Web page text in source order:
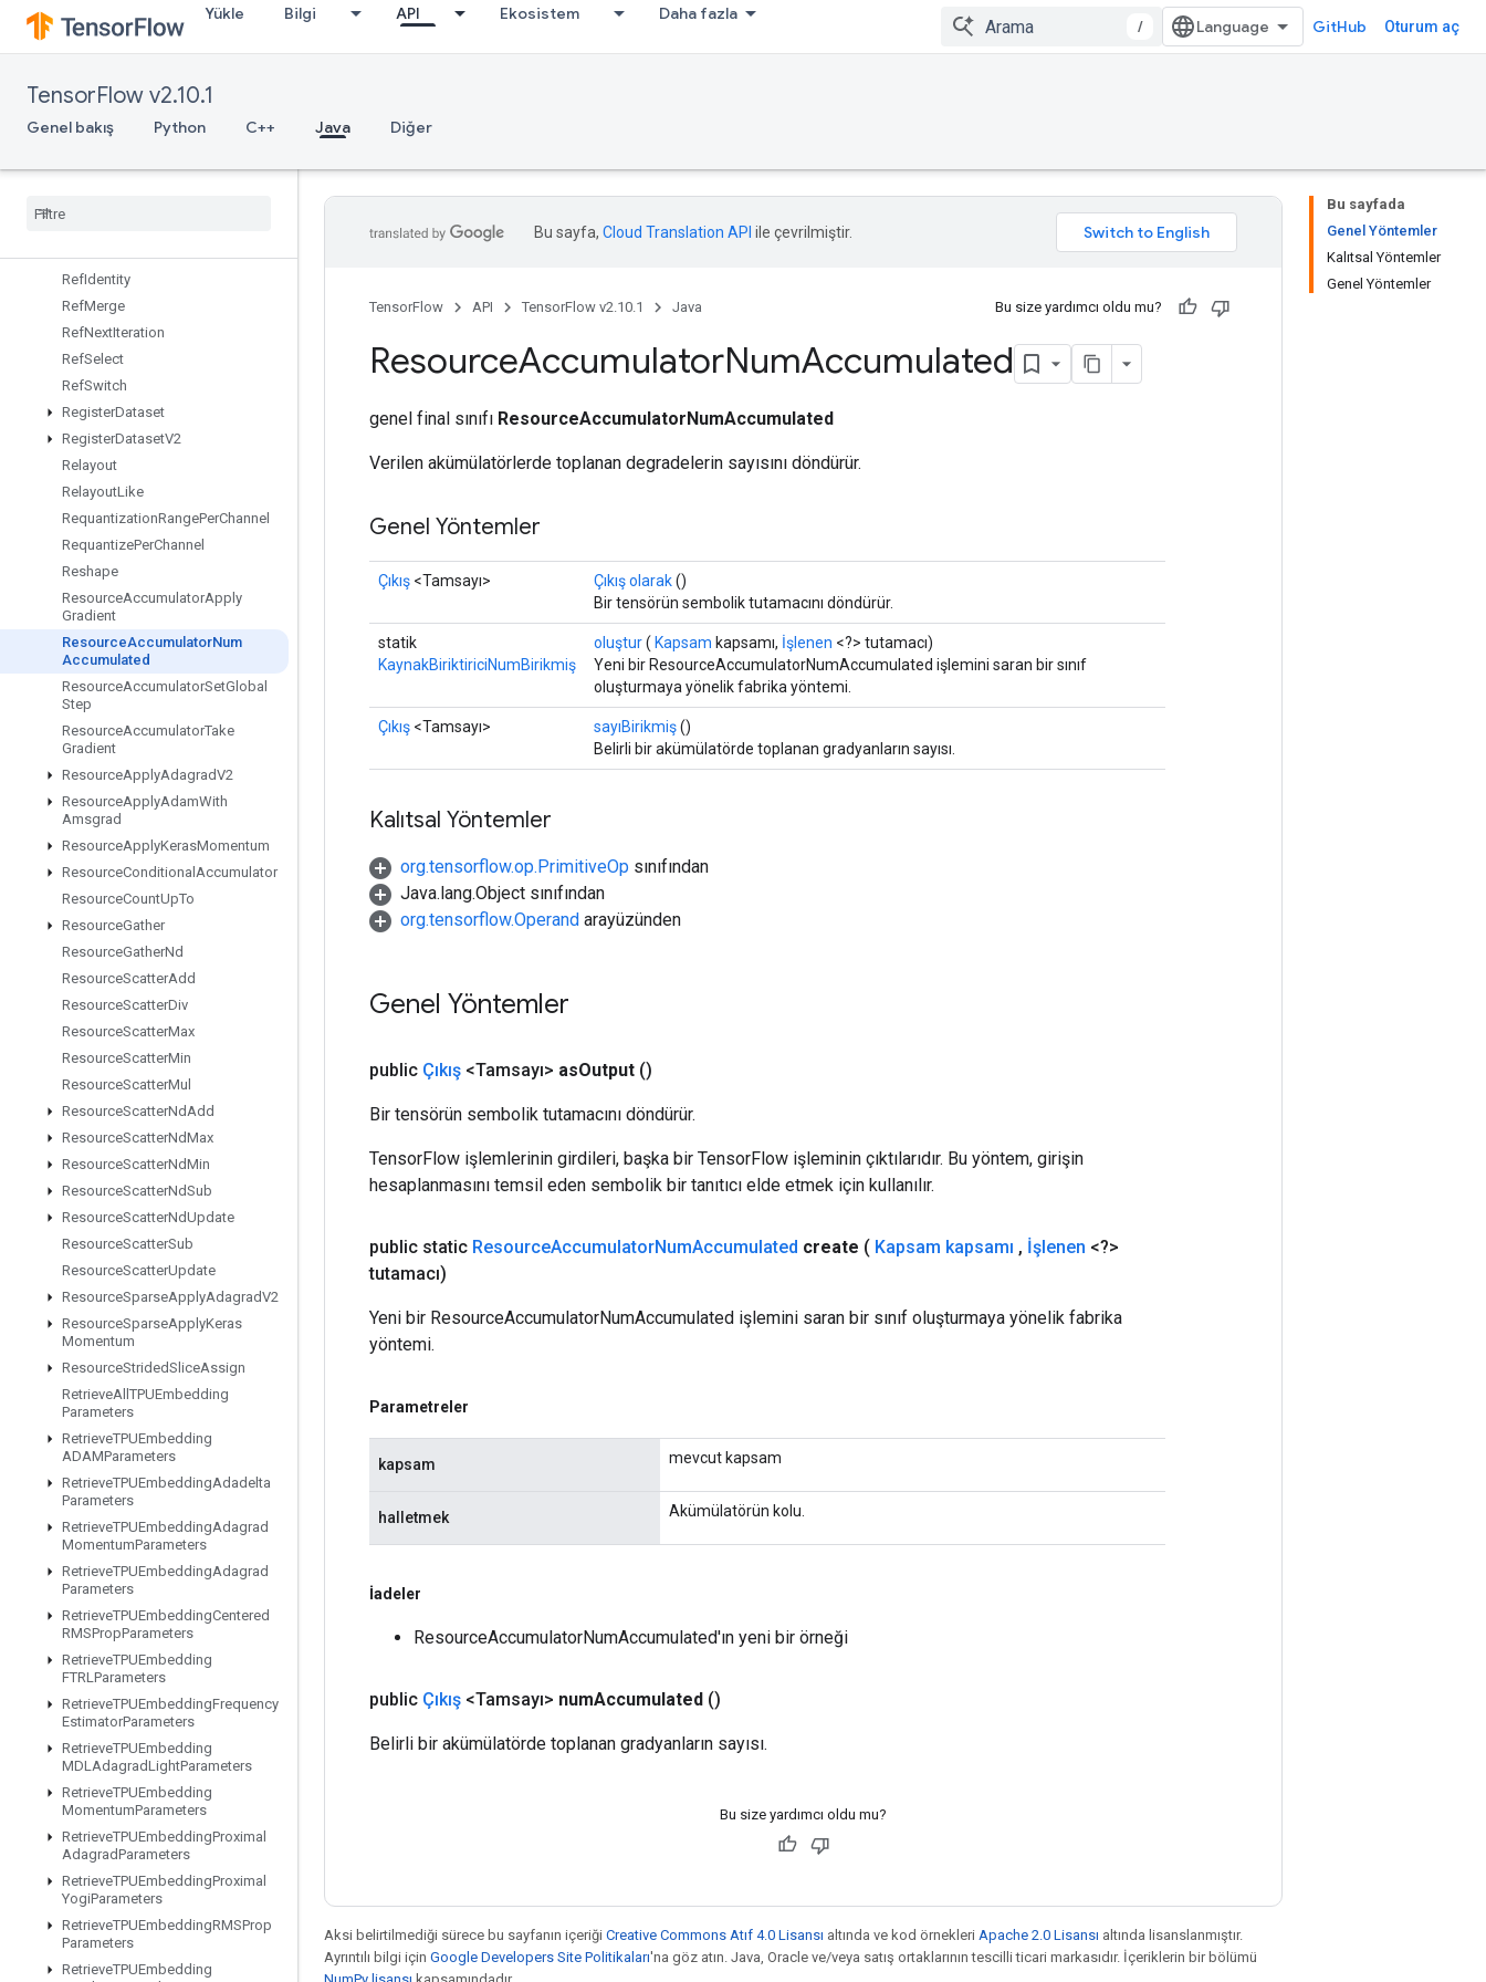
Yükle Bilgi API Ekosistem Daha fazla
/ GitHub Oturum aç
TensorFlow v2.10.1
Genel bakış Python C++ Java Diğer
Recv
RecvTPUEmbeddingActivations
ReduceAny
ReduceMax
ReduceProd
RefIdentity
RefMerge
RefNextIteration
RefSelect
RefSwitch
RegisterDataset
RegisterDatasetV2
Relayout
RelayoutLike
RequantizationRangePerChannel
RequantizePerChannel
Reshape
ResourceAccumulatorApply
Gradient
ResourceAccumulatorNum
Accumulated
ResourceAccumulatorSetGlobal
Step
ResourceAccumulatorTake
Gradient
ResourceApplyAdagradV2
ResourceApplyAdamWith
Amsgrad
ResourceApplyKerasMomentum
ResourceConditional Accumulator
ResourceCountUpTo
ResourceGather
ResourceGatherNd
ResourceScatterAdd
ResourceScatterDiv
ResourceScatterMax
ResourceScatterMin
ResourceScatterMul
ResourceScatterNdAdd
ResourceScatterNdMax
ResourceScatterNdMin
ResourceScatterNdSub
ResourceScatterNdUpdate
ResourceScatterSub
ResourceScatterUpdate
ResourceSparseApplyAdagradV2
ResourceSparseApplyKeras
Momentum
ResourceStridedSliceAssign
RetrieveAll TPUEmbedding
Parameters
RetrieveTPUEmbedding
ADAMParameters
RetrieveTPUEmbeddingAdadelta
Parameters
RetrieveTPUEmbeddingAdagrad
MomentumParameters
RetrieveTPUEmbeddingAdagrad
Parameters
RetrieveTPUEmbeddingCentered
RMSPropParameters
RetrieveTPUEmbedding
FTRLParameters
RetrieveTPUEmbeddingFrequency
EstimatorParameters
RetrieveTPUEmbedding
MDLAdagradLightParameters
RetrieveTPUEmbedding
MomentumParameters
RetrieveTPUEmbeddingProximal
AdagradParameters
RetrieveTPUEmbeddingProximal
YogiParameters
RetrieveTPUEmbeddingRMSProp
Parameters
RetrieveTPUEmbedding
Bu sayfada
Genel Yöntemler
Kalıtsal Yöntemler
Genel Yöntemler
Bu sayfa, Cloud Translation API ile çevrilmiştir.
TensorFlow API TensorFlow v2.10.1 Java Bu size yardımcı oldu mu?
ResourceAccumulatorNumAccumulated
genel final sınıfı ResourceAccumulatorNumAccumulated
Verilen akümülatörlerde toplanan degradelerin sayısını döndürür.
Genel Yöntemler
Çıkış <Tamsayı> Çıkış olarak()
Bir tensörün sembolik tutamacını döndürür.
statik
KaynakBiriktiriciNumBirikmiş
oluştur( Kapsam kapsamı, İşlenen <?> tutamacı)
Yeni bir ResourceAccumulatorNumAccumulated işlemini saran bir sınıf
oluşturmaya yönelik fabrika yöntemi.
Çıkış <Tamsayı> sayıBirikmiş()
Belirli bir akümülatörde toplanan gradyanların sayısı.
Kalıtsal Yöntemler
org.tensorflow.op.PrimitiveOp sınıfından
Java.lang.Object sınıfından
org.tensorflow.Operand arayüzünden
Genel Yöntemler
public Çıkış <Tamsayı> asOutput ()
Bir tensörün sembolik tutamacını döndürür.
TensorFlow işlemlerinin girdileri, başka bir TensorFlow işleminin çıktılarıdır. Bu yöntem, girişin
hesaplanmasını temsil eden sembolik bir tanıtıcı elde etmek için kullanılır.
public static ResourceAccumulatorNumAccumulated create ( Kapsam kapsamı , İşlenen <?>
tutamacı)
Yeni bir ResourceAccumulatorNumAccumulated işlemini saran bir sınıf oluşturmaya yönelik fabrika
yöntemi.
Parametreler
kapsam mevcut kapsam
halletmek Akümülatörün kolu.
İadeler
ResourceAccumulatorNumAccumulated'ın yeni bir örneği
public Çıkış <Tamsayı> numAccumulated ()
Belirli bir akümülatörde toplanan gradyanların sayısı.
Bu size yardımcı oldu mu?
Aksi belirtilmediği sürece bu sayfanın içeriği Creative Commons Atıf 4.0 Lisansı altında ve kod örnekleri Apache 2.0 Lisansı altında lisanslanmıştır.
Ayrıntılı bilgi için Google Developers Site Politikaları'na göz atın. Java, Oracle ve/veya satış ortaklarının tescilli ticari markasıdır. İçeriklerin bir bölümü